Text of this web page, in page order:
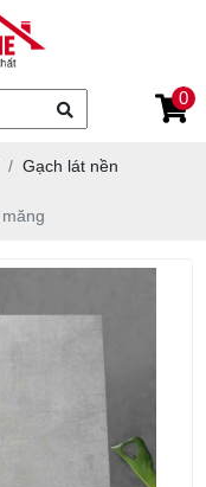
0
Gạch lát nền